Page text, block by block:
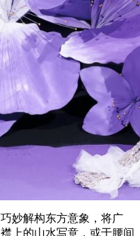
妙解构东方意象，将广
上的山水写意，或于腰间